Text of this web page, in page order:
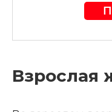
Взрослая